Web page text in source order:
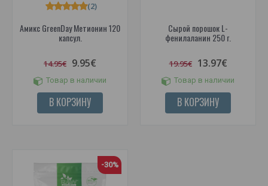
Амикс GreenDay Метионин 120
капсул.
(2)
14.95€ 9.95€
Товар в наличии
В КОРЗИНУ
Сырой порошок L-
фенилаланин 250 г.
19.95€ 13.97€
Товар в наличии
В КОРЗИНУ
-30%